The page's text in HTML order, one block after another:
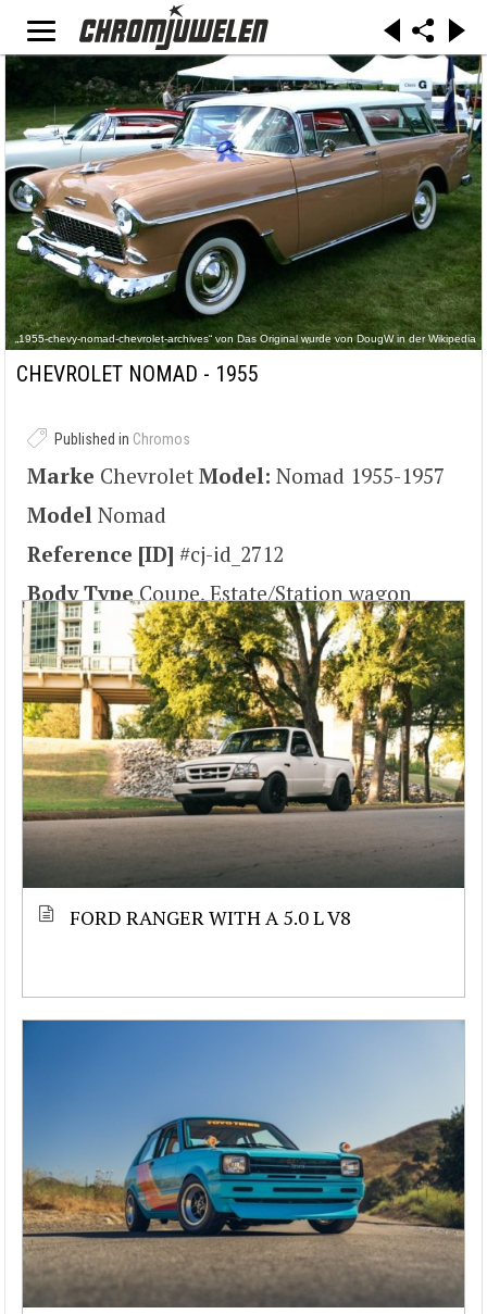
„1955-chevy-nomad-chevrolet-archives“ von Das Original wurde von DougW in der Wikipedia
auf Englisch hochgeladen - Übertragen aus en.wikipedia nach
https://commons.wikimedia.org/wiki/File:1955-chevy-nomad-chevrolet-
archives.jpg#/media/File:1955-chevy-nomad-chevrolet-archives.jpg
CHEVROLET NOMAD - 1955
Published in Chromos
Marke Chevrolet Model: Nomad 1955-1957
Model Nomad
Reference [ID] #cj-id_2712
Body Type Coupe, Estate/Station wagon
FORD RANGER WITH A 5.0 L V8